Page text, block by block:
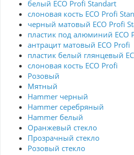
белый ECO Profi Standart
слоновая кость ECO Profi
черный матовый ECO Profi
пластик под алюминий ECO
антрацит матовый ECO Profi
пластик белый глянцевый
слоновая кость ECO Profi
Розовый
Мятный
Hammer черный
Hammer серебряный
Hammer белый
Оранжевый стекло
Прозрачный стекло
Розовый стекло